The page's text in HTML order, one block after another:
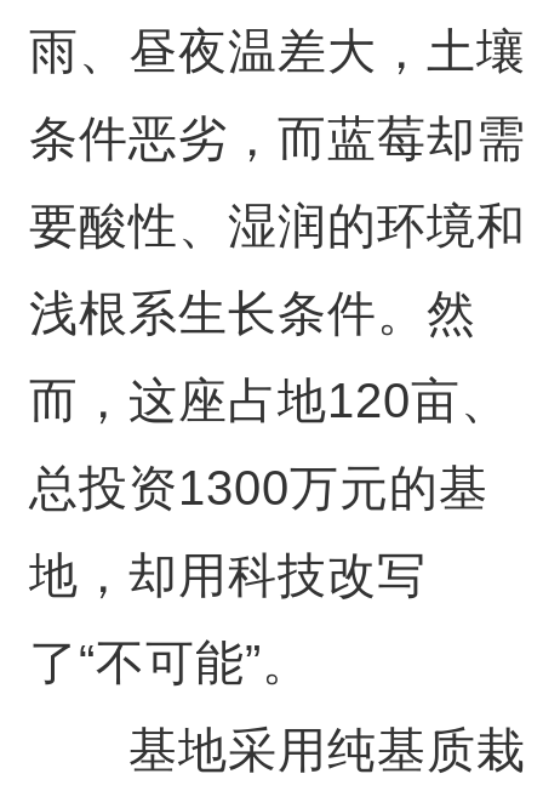
雨、昼夜温差大，土壤
条件恶劣，而蓝莓却需
要酸性、湿润的环境和
浅根系生长条件。然
而，这座占地120亩、
总投资1300万元的基
地，却用科技改写
了“不可能”。
基地采用纯基质栽